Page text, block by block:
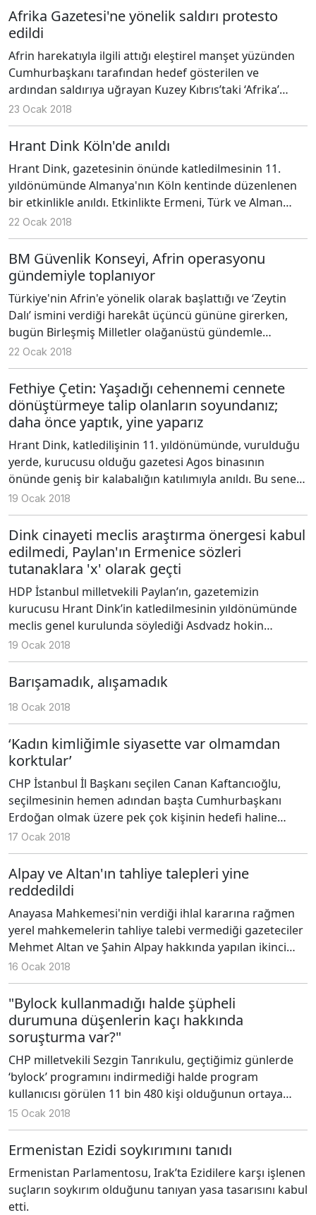
Afrika Gazetesi'ne yönelik saldırı protesto
edildi
Afrin harekatıyla ilgili attığı eleştirel manşet yüzünden
Cumhurbaşkanı tarafından hedef gösterilen ve
ardından saldırıya uğrayan Kuzey Kıbrıs’taki ‘Afrika’
Gazetesi için dün akşam gazete binası önünde
dayanışma eylemi vardı.
23 Ocak 2018
Hrant Dink Köln'de anıldı
Hrant Dink, gazetesinin önünde katledilmesinin 11.
yıldönümünde Almanya'nın Köln kentinde düzenlenen
bir etkinlikle anıldı. Etkinlikte Ermeni, Türk ve Alman
toplumlarından siyasetçi ve sanatçılar bir araya geldi.
22 Ocak 2018
BM Güvenlik Konseyi, Afrin operasyonu
gündemiyle toplanıyor
Türkiye'nin Afrin'e yönelik olarak başlattığı ve ‘Zeytin
Dalı’ ismini verdiği harekât üçüncü gününe girerken,
bugün Birleşmiş Milletler olağanüstü gündemle
toplanıyor.
22 Ocak 2018
Fethiye Çetin: Yaşadığı cehennemi cennete
dönüştürmeye talip olanların soyundanız;
daha önce yaptık, yine yaparız
Hrant Dink, katledilişinin 11. yıldönümünde, vurulduğu
yerde, kurucusu olduğu gazetesi Agos binasının
önünde geniş bir kalabalığın katılımıyla anıldı. Bu seneki
konuşmayı Dink ailesinin avukatlarından Fethiye Çetin
yaptı.
19 Ocak 2018
Dink cinayeti meclis araştırma önergesi kabul
edilmedi, Paylan'ın Ermenice sözleri
tutanaklara 'x' olarak geçti
HDP İstanbul milletvekili Paylan’ın, gazetemizin
kurucusu Hrant Dink’in katledilmesinin yıldönümünde
meclis genel kurulunda söylediği Asdvadz hokin
lusavore. Şad abris Hrant (Tanrı ruhunu aydınlatsın. Çok
yaşa Hrant)” sözleri tutanaklara ‘X’ olarak geçti.
19 Ocak 2018
Barışamadık, alışamadık
18 Ocak 2018
‘Kadın kimliğimle siyasette var olmamdan
korktular’
CHP İstanbul İl Başkanı seçilen Canan Kaftancıoğlu,
seçilmesinin hemen adından başta Cumhurbaşkanı
Erdoğan olmak üzere pek çok kişinin hedefi haline
geldi. Seçilmesi üzerinden daha 24 saat geçmeden
hakkında soruşturma başlatıldı. Kaftancıoğlu,” Kadın
kimliğimle erkek egemen siyasette var olmamdan
korktular” dedi.
17 Ocak 2018
Alpay ve Altan'ın tahliye talepleri yine
reddedildi
Anayasa Mahkemesi'nin verdiği ihlal kararına rağmen
yerel mahkemelerin tahliye talebi vermediği gazeteciler
Mehmet Altan ve Şahin Alpay hakkında yapılan ikinci
tahliye talebi de üst mahkemeler tarafından reddedildi.
16 Ocak 2018
"Bylock kullanmadığı halde şüpheli
durumuna düşenlerin kaçı hakkında
soruşturma var?"
CHP milletvekili Sezgin Tanrıkulu, geçtiğimiz günlerde
‘bylock’ programını indirmediği halde program
kullanıcısı görülen 11 bin 480 kişi olduğunun ortaya
çıkması üzerine konuyu meclis gündemine taşıdı.
15 Ocak 2018
Ermenistan Ezidi soykırımını tanıdı
Ermenistan Parlamentosu, Irak’ta Ezidilere karşı işlenen
suçların soykırım olduğunu tanıyan yasa tasarısını kabul
etti.